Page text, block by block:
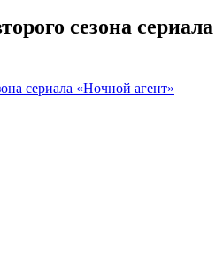
сезона сериала
сериала «Ночной агент»